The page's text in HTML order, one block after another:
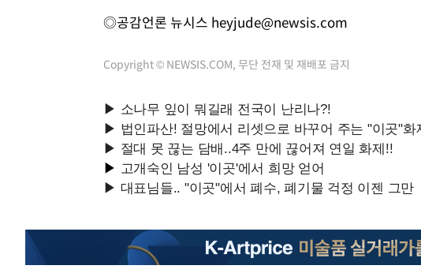
◎공감언론 뉴시스 heyjude@newsis.com
Copyright © NEWSIS.COM, 무단 전재 및 재배포 금지